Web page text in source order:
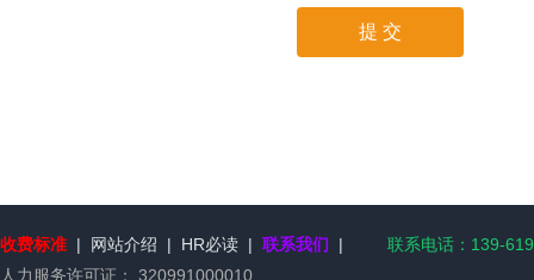
收费标准 | 网站介绍 | HR必读 | 联系我们 |
联系电话：139-
人力服务许可证：
320991000010